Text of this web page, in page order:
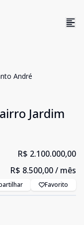
André
Jardim
R$ 2.100.000,00
R$ 8.500,00/ mês
Favorito